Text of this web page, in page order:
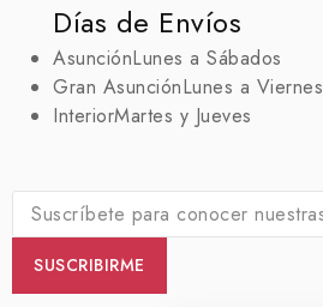
Días de Envíos
AsunciónLunes a Sábados
Gran AsunciónLunes a Viernes
InteriorMartes y Jueves